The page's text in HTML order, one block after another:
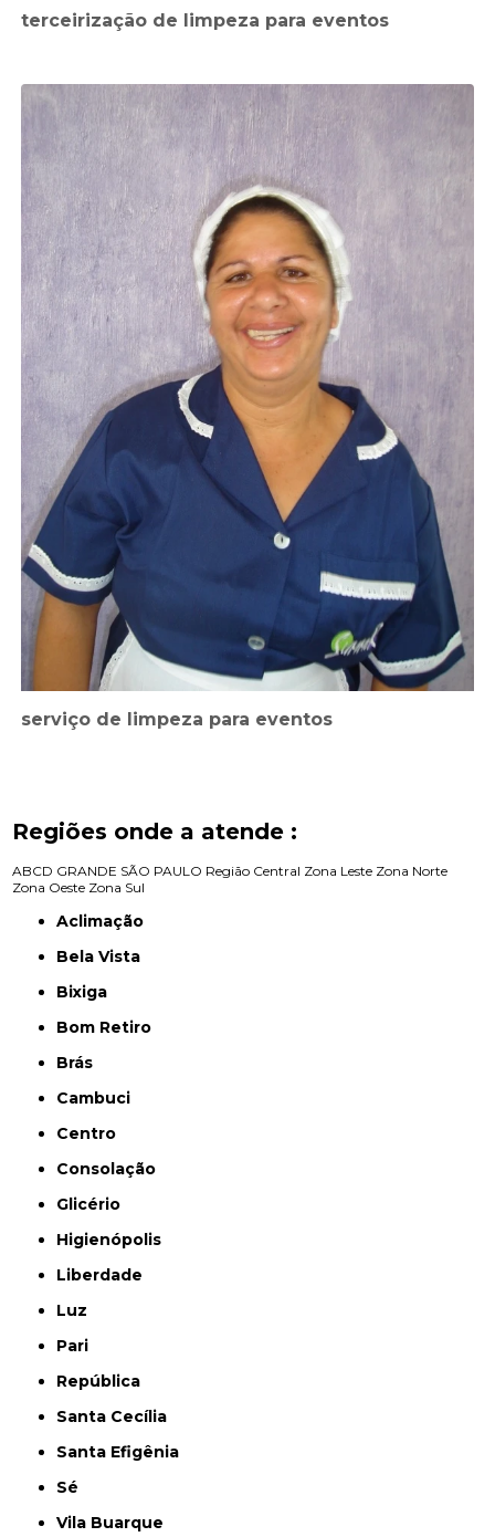
terceirização de limpeza para eventos
serviço de limpeza para eventos
Regiões onde a atende :
ABCD GRANDE SÃO PAULO Região Central Zona Leste Zona Norte
Zona Oeste Zona Sul
Aclimação
Bela Vista
Bixiga
Bom Retiro
Brás
Cambuci
Centro
Consolação
Glicério
Higienópolis
Liberdade
Luz
Pari
República
Santa Cecília
Santa Efigênia
Sé
Vila Buarque